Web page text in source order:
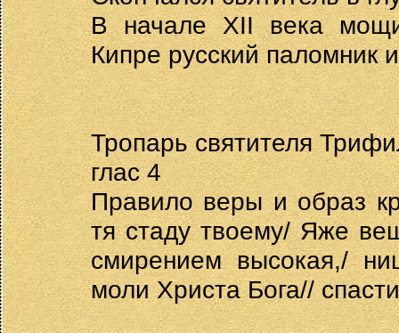
В начале ХII века
Кипре русский паломник
Тропарь святителя
глас 4
Правило веры и образ
тя стаду твоему/ Яже
смирением высокая,/
моли Христа Бога//